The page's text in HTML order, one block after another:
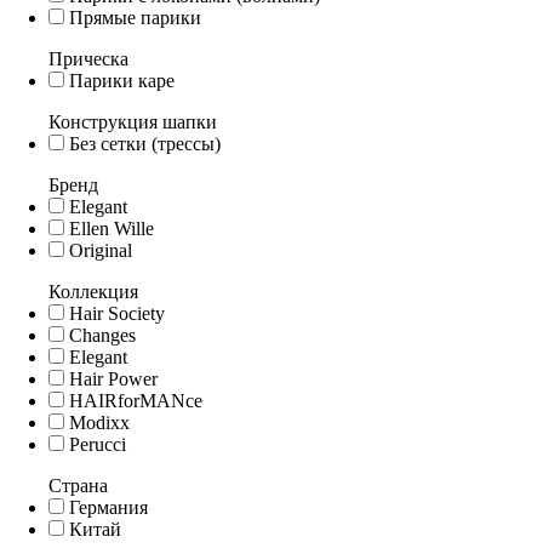
Прямые парики
Прическа
Парики каре
Конструкция шапки
Без сетки (трессы)
Бренд
Elegant
Ellen Wille
Original
Коллекция
Hair Society
Changes
Elegant
Hair Power
HAIRforMANce
Modixx
Perucci
Страна
Германия
Китай